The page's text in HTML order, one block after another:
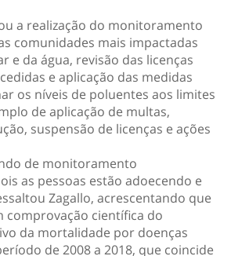
a realização do monitoramento
comunidades mais impactadas
e da água, revisão das licenças
e aplicação das medidas
os níveis de poluentes aos limites
de aplicação de multas,
suspensão de licenças e ações
de monitoramento
as pessoas estão adoecendo e
Zagallo, acrescentando que
comprovação científica do
da mortalidade por doenças
de 2008 a 2018, que coincide